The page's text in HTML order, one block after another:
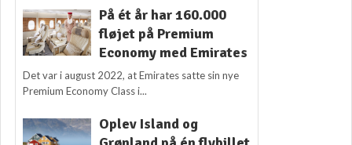
På ét år har 160.000
fløjet på Premium
Economy med Emirates
Det var i august 2022, at Emirates satte sin nye
Premium Economy Class i...
Oplev Island og